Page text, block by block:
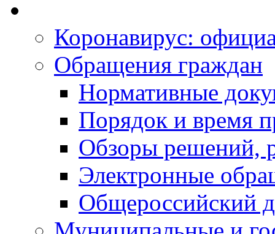
Коронавирус:
Обращения граждан
Нормативные
Порядок и время
Обзоры решений,
Электронные
Общероссийский